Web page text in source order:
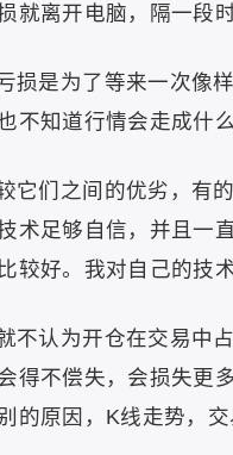
就离开电脑，隔一段
损是为了等来一次像
不知道行情会走成什
它们之间的优劣，有
术足够自信，并且一
较好。我对自己的技
不认为开仓在交易中
得不偿失，会损失更
的原因，K线走势，交